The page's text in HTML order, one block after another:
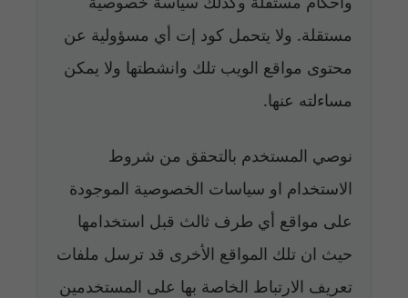
مستقلة. ولا يتحمل كود إت أي مسؤولية عن
محتوى مواقع الويب تلك وانشطتها ولا يمكن
مساءلته عنها.
نوصي المستخدم بالتحقق من شروط
الاستخدام او سياسات الخصوصية الموجودة
على مواقع أي طرف ثالث قبل استخدامها
حيث ان تلك المواقع الأخرى قد ترسل ملفات
تعريف الارتباط الخاصة بها على المستخدمين